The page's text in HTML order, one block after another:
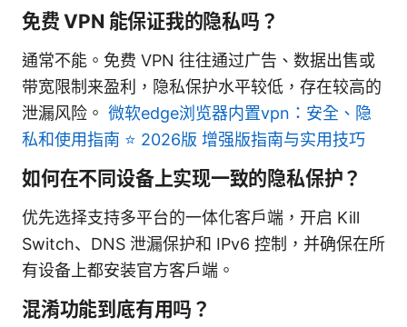
免费 VPN 能保证我的隐私吗？
通常不能。免费 VPN 往往通过广告、数据出售或
带宽限制来盈利，隐私保护水平较低，存在较高的
泄漏风险。 微软edge浏览器内置vpn：安全、隐
私和使用指南 ⭐ 2026版 增强版指南与实用技巧
如何在不同设备上实现一致的隐私保护？
优先选择支持多平台的一体化客户端，开启 Kill
Switch、DNS 泄漏保护和 IPv6 控制，并确保在所
有设备上都安装官方客户端。
混淆功能到底有用吗？